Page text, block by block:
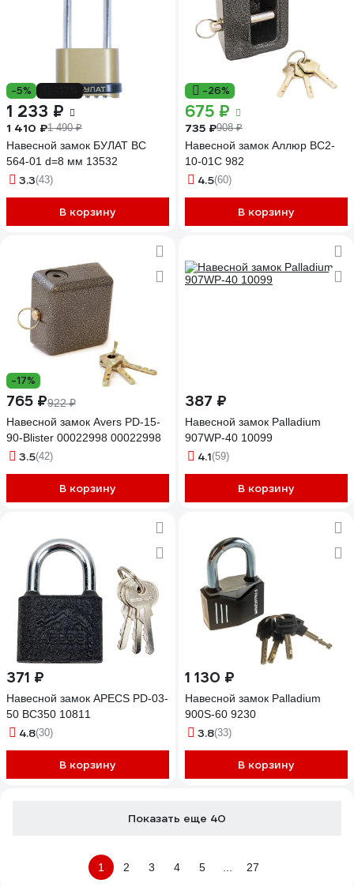
-5%
1 233 ₽
1 410 ₽1 490 ₽
Навесной замок БУЛАТ ВС
564-01 d=8 мм 13532
3.3(43)
В корзину
-26%
675 ₽
735 ₽908 ₽
Навесной замок Аллюр ВС2-
10-01С 982
4.5(60)
В корзину
-17%
765 ₽922 ₽
Навесной замок Avers PD-15-
90-Blister 00022998 00022998
3.5(42)
В корзину
387 ₽
Навесной замок Palladium
907WP-40 10099
4.1(59)
В корзину
371 ₽
Навесной замок APECS PD-03-
50 ВС350 10811
4.8(30)
В корзину
1 130 ₽
Навесной замок Palladium
900S-60 9230
3.8(33)
В корзину
Показать еще 40
1 2 3 4 5 27